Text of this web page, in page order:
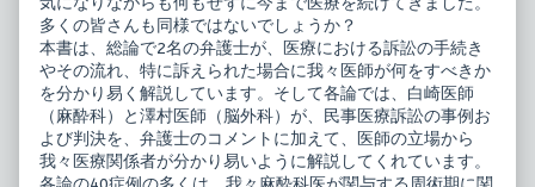
多くの皆さんも同様ではないでしょうか？
本書は、総論で2名の弁護士が、医療における訴訟の手続き
やその流れ、特に訴えられた場合に我々医師が何をすべきか
を分かり易く解説しています。そして各論では、白崎医師
（麻酔科）と澤村医師（脳外科）が、民事医療訴訟の事例お
よび判決を、弁護士のコメントに加えて、医師の立場から
我々医療関係者が分かり易いように解説してくれています。